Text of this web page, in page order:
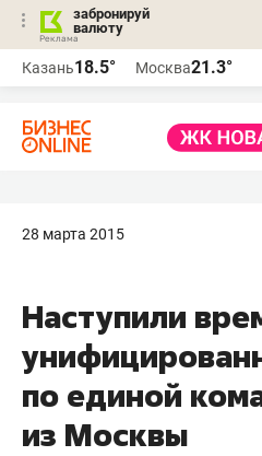
забронируй
валюту
Казань18.5° Москва21.3°
28 марта 2015
Наступили
по единой
из Москвы